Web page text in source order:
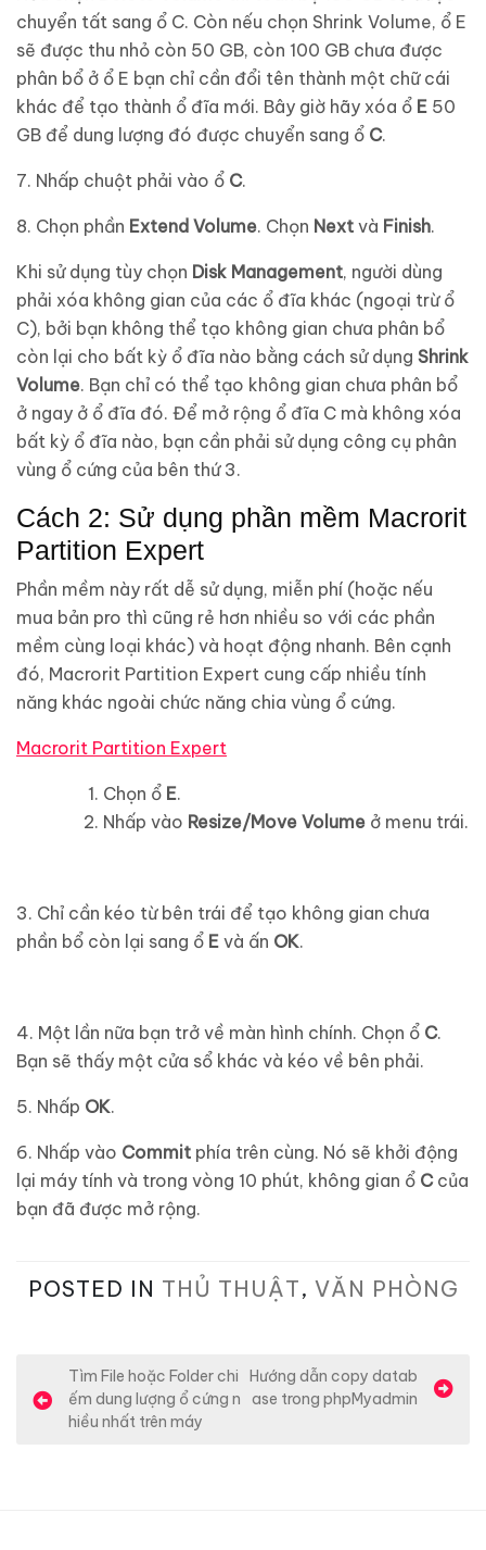
chuyển tất sang ổ C. Còn nếu chọn Shrink Volume, ổ E
sẽ được thu nhỏ còn 50 GB, còn 100 GB chưa được
phân bổ ở ổ E bạn chỉ cần đổi tên thành một chữ cái
khác để tạo thành ổ đĩa mới. Bây giờ hãy xóa ổ E 50
GB để dung lượng đó được chuyển sang ổ C.
7. Nhấp chuột phải vào ổ C.
8. Chọn phần Extend Volume. Chọn Next và Finish.
Khi sử dụng tùy chọn Disk Management, người dùng
phải xóa không gian của các ổ đĩa khác (ngoại trừ ổ
C), bởi bạn không thể tạo không gian chưa phân bổ
còn lại cho bất kỳ ổ đĩa nào bằng cách sử dụng Shrink
Volume. Bạn chỉ có thể tạo không gian chưa phân bổ
ở ngay ở ổ đĩa đó. Để mở rộng ổ đĩa C mà không xóa
bất kỳ ổ đĩa nào, bạn cần phải sử dụng công cụ phân
vùng ổ cứng của bên thứ 3.
Cách 2: Sử dụng phần mềm Macrorit
Partition Expert
Phần mềm này rất dễ sử dụng, miễn phí (hoặc nếu
mua bản pro thì cũng rẻ hơn nhiều so với các phần
mềm cùng loại khác) và hoạt động nhanh. Bên cạnh
đó, Macrorit Partition Expert cung cấp nhiều tính
năng khác ngoài chức năng chia vùng ổ cứng.
Macrorit Partition Expert
Chọn ổ E.
Nhấp vào Resize/Move Volume ở menu trái.
3. Chỉ cần kéo từ bên trái để tạo không gian chưa
phần bổ còn lại sang ổ E và ấn OK.
4. Một lần nữa bạn trở về màn hình chính. Chọn ổ C.
Bạn sẽ thấy một cửa sổ khác và kéo về bên phải.
5. Nhấp OK.
6. Nhấp vào Commit phía trên cùng. Nó sẽ khởi động
lại máy tính và trong vòng 10 phút, không gian ổ Ccủa
bạn đã được mở rộng.
POSTED IN THỦ THUẬT, VĂN PHÒNG
i
Tìm File hoặc Folder chi
ếm dung lượng ổ cứng n
hiều nhất trên máy
Hướng dẫn copy datab
ase trong phpMyadmin